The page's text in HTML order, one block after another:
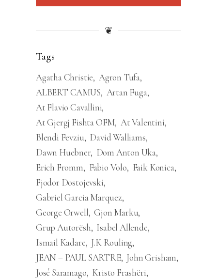
❦
Tags
Agatha Christie Agron Tufa
ALBERT CAMUS Artan Fuga
At Flavio Cavallini
At Gjergj Fishta OFM At Valentini
Blendi Fevziu David Walliams
Dawn Huebner Dom Anton Uka
Erich Fromm
Fabio Volo
Faik Konica
Fjodor Dostojevski
Gabriel Garcia Marquez
George Orwell Gjon Marku
Grup Autorësh Isabel Allende
Ismail Kadare J.K Rouling
JEAN – PAUL SARTRE John Grisham
José Saramago Kristo Frashëri